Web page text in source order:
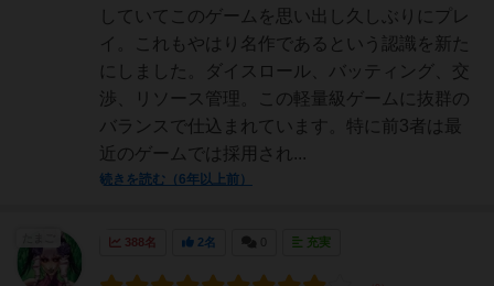
していてこのゲームを思い出し久しぶりにプレ
イ。これもやはり名作であるという認識を新た
にしました。ダイスロール、バッティング、交
渉、リソース管理。この軽量級ゲームに抜群の
バランスで仕込まれています。特に前3者は最
近のゲームでは採用され...
続きを読む（6年以上前）
388名 2名 充実